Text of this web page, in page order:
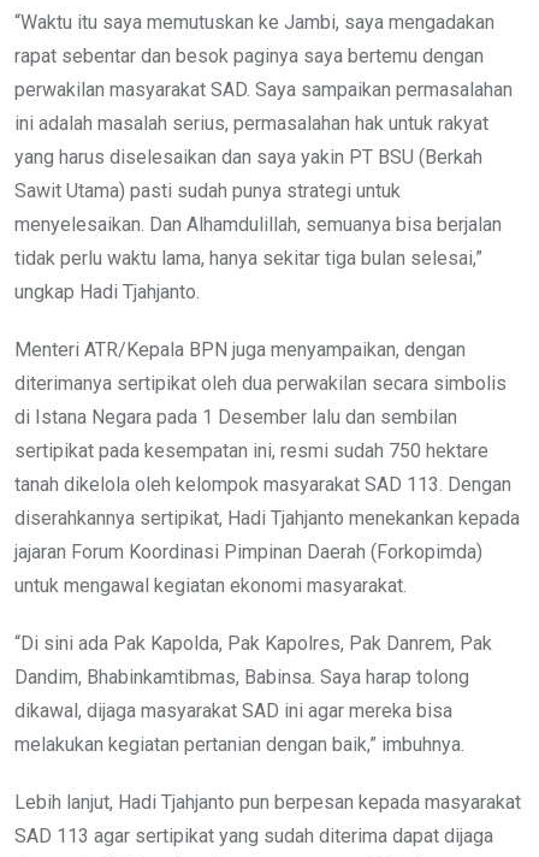
“Waktu itu saya memutuskan ke Jambi, saya mengadakan
rapat sebentar dan besok paginya saya bertemu dengan
perwakilan masyarakat SAD. Saya sampaikan permasalahan
ini adalah masalah serius, permasalahan hak untuk rakyat
yang harus diselesaikan dan saya yakin PT BSU (Berkah
Sawit Utama) pasti sudah punya strategi untuk
menyelesaikan. Dan Alhamdulillah, semuanya bisa berjalan
tidak perlu waktu lama, hanya sekitar tiga bulan selesai,”
ungkap Hadi Tjahjanto.
Menteri ATR/Kepala BPN juga menyampaikan, dengan
diterimanya sertipikat oleh dua perwakilan secara simbolis
di Istana Negara pada 1 Desember lalu dan sembilan
sertipikat pada kesempatan ini, resmi sudah 750 hektare
tanah dikelola oleh kelompok masyarakat SAD 113. Dengan
diserahkannya sertipikat, Hadi Tjahjanto menekankan kepada
jajaran Forum Koordinasi Pimpinan Daerah (Forkopimda)
untuk mengawal kegiatan ekonomi masyarakat.
“Di sini ada Pak Kapolda, Pak Kapolres, Pak Danrem, Pak
Dandim, Bhabinkamtibmas, Babinsa. Saya harap tolong
dikawal, dijaga masyarakat SAD ini agar mereka bisa
melakukan kegiatan pertanian dengan baik,” imbuhnya.
Lebih lanjut, Hadi Tjahjanto pun berpesan kepada masyarakat
SAD 113 agar sertipikat yang sudah diterima dapat dijaga